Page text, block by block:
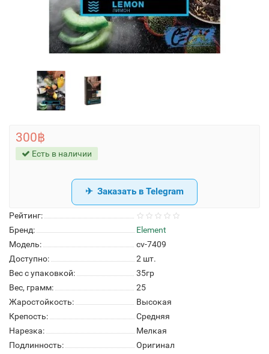
Рейтинг:
Бренд:
Element
Модель:
cv-7409
Доступно:
2 шт.
Вес с упаковкой:
35гр
Вес, грамм:
25
Жаростойкость:
Высокая
Крепость:
Средняя
Нарезка:
Мелкая
Подлинность:
Оригинал
300฿
Есть в наличии
Заказать в Telegram